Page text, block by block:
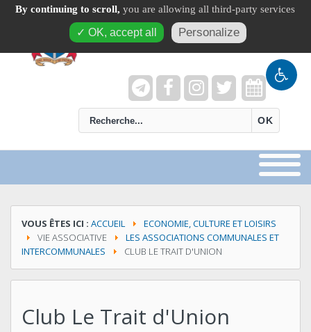
OK
VOUS ÊTES ICI : ACCUEIL
ECONOMIE, CULTURE ET LOISIRS
VIE ASSOCIATIVE
LES ASSOCIATIONS COMMUNALES ET
INTERCOMMUNALES
CLUB LE TRAIT D'UNION
Club Le Trait d'Union
By continuing to scroll, you are allowing all third-party services
✓ OK, accept all Personalize